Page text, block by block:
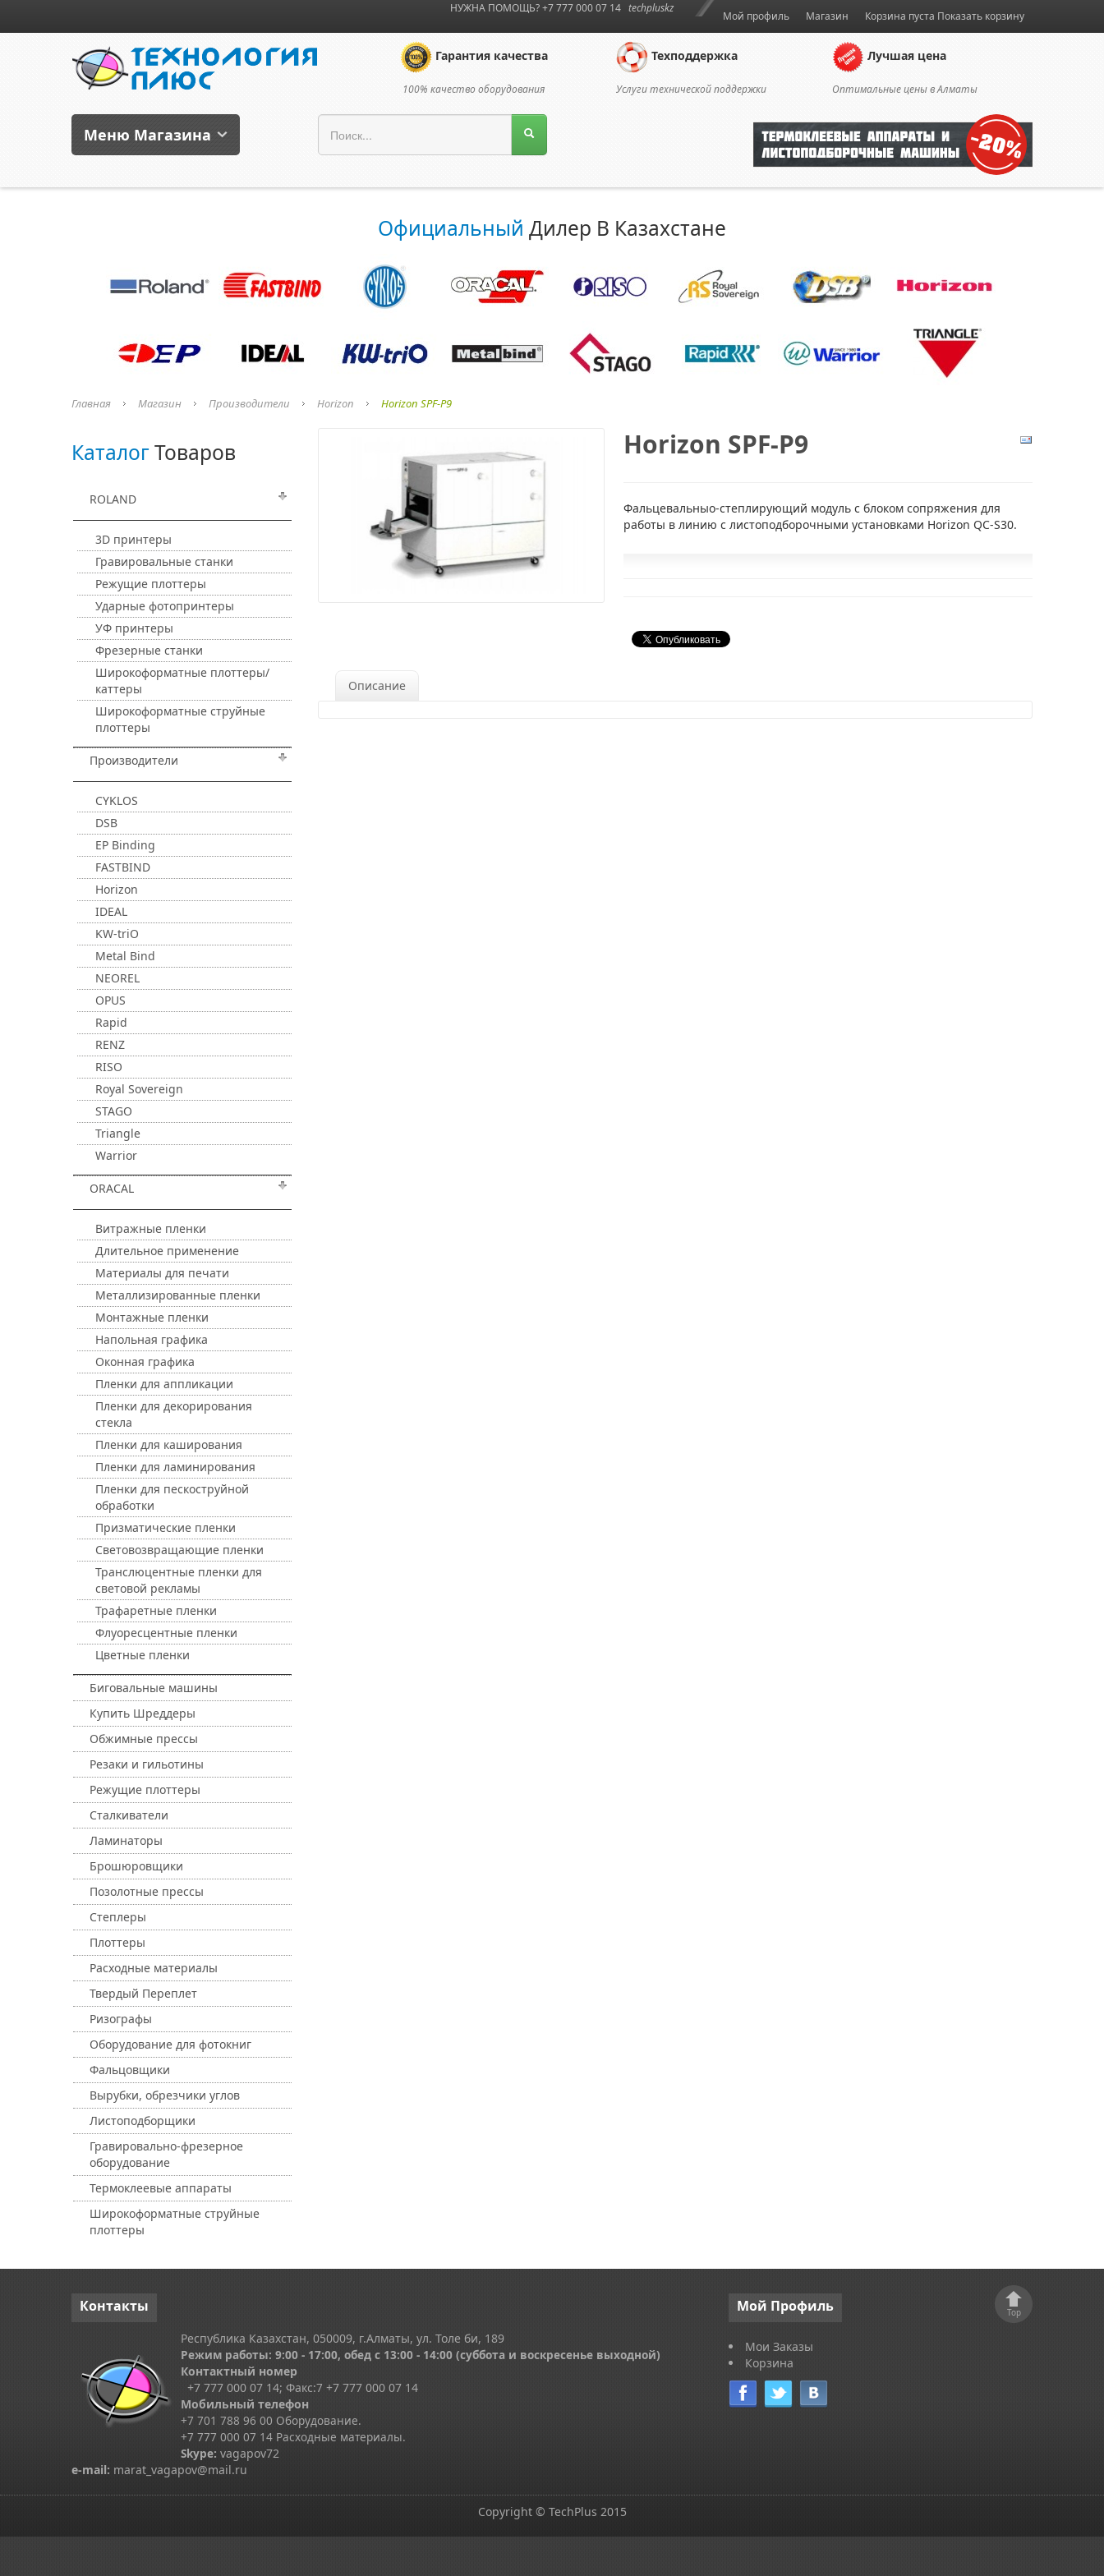
Корзина пуста Показать корзину
Мой профиль Магазин
НУЖНА ПОМОЩЬ? +7 777 000 07 14 techpluskz
Гарантия качества
100% качество оборудования
Техподдержка
Услуги технической поддержки
Лучшая цена
Оптимальные цены в Алматы
Меню Магазина
Официальный Дилер В Казахстане
Главная Магазин Производители Horizon Horizon SPF-P9
КаталогТоваров
ROLAND
3D принтеры
Гравировальные станки
Режущие плоттеры
Ударные фотопринтеры
УФ принтеры
Фрезерные станки
Широкоформатные плоттеры/
каттеры
Широкоформатные струйные
плоттеры
Производители
CYKLOS
DSB
EP Binding
FASTBIND
Horizon
IDEAL
KW-triO
Metal Bind
NEOREL
OPUS
Rapid
RENZ
RISO
Royal Sovereign
STAGO
Triangle
Warrior
ORACAL
Витражные пленки
Длительное применение
Материалы для печати
Металлизированные пленки
Монтажные пленки
Напольная графика
Оконная графика
Пленки для аппликации
Пленки для декорирования
стекла
Пленки для каширования
Пленки для ламинирования
Пленки для пескоструйной
обработки
Призматические пленки
Световозвращающие пленки
Транслюцентные пленки для
световой рекламы
Трафаретные пленки
Флуоресцентные пленки
Цветные пленки
Биговальные машины
Купить Шреддеры
Обжимные прессы
Резаки и гильотины
Режущие плоттеры
Сталкиватели
Ламинаторы
Брошюровщики
Позолотные прессы
Степлеры
Плоттеры
Расходные материалы
Твердый Переплет
Ризографы
Оборудование для фотокниг
Фальцовщики
Вырубки, обрезчики углов
Листоподборщики
Гравировально-фрезерное
оборудование
Термоклеевые аппараты
Широкоформатные струйные
плоттеры
Horizon SPF-P9
Фальцевальныо-степлирующий модуль с блоком сопряжения для
работы в линию с листоподборочными установками Horizon QC-S30.
Описание
Контакты
Республика Казахстан, 050009, г.Алматы, ул. Толе би, 189
Режим работы: 9:00 - 17:00, обед с 13:00 - 14:00 (суббота и воскресенье выходной)
Контактный номер
+7 777 000 07 14; Факс:7 +7 777 000 07 14
Мобильный телефон
+7 701 788 96 00 Оборудование.
+7 777 000 07 14 Расходные материалы.
Skype: vagapov72
e-mail: marat_vagapov@mail.ru
Мой Профиль
Мои Заказы
Корзина
Top
Copyright © TechPlus 2015